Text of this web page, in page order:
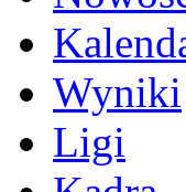
Wyniki
Ligi